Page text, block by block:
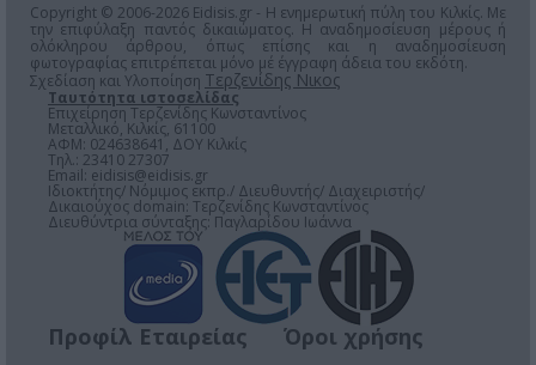
Copyright © 2006-2026 Eidisis.gr - Η ενημερωτική πύλη του Κιλκίς. Με
την επιφύλαξη παντός δικαιώματος. Η αναδημοσίευση μέρους ή
ολόκληρου άρθρου, όπως επίσης και η αναδημοσίευση
φωτογραφίας επιτρέπεται μόνο μέ έγγραφη άδεια του εκδότη.
Σχεδίαση και Υλοποίηση Τερζενίδης Νικος
Ταυτότητα ιστοσελίδας
Επιχείρηση Τερζενίδης Κωνσταντίνος
Μεταλλικό, Κιλκίς, 61100
ΑΦΜ: 024638641, ΔΟΥ Κιλκίς
Τηλ.: 23410 27307
Email: eidisis@eidisis.gr
Ιδιοκτήτης/ Νόμιμος εκπρ./ Διευθυντής/ Διαχειριστής/
Δικαιούχος domain: Τερζενίδης Κωνσταντίνος
Διευθύντρια σύνταξης: Παγλαρίδου Ιωάννα
Προφίλ Εταιρείας
Όροι χρήσης